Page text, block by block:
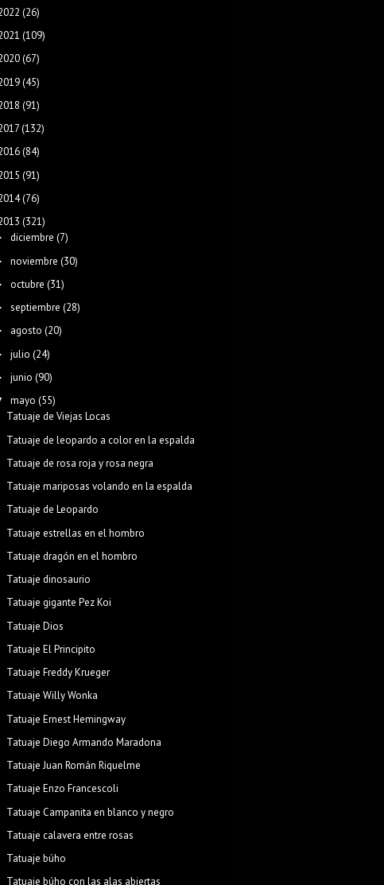
(26)
(109)
(67)
(45)
(91)
(132)
(84)
(91)
(76)
(321)
diciembre (7)
noviembre (30)
octubre (31)
septiembre (28)
agosto (20)
julio (24)
junio (90)
mayo (55)
Tatuaje de Viejas Locas
Tatuaje de leopardo a color en la espalda
Tatuaje de rosa roja y rosa negra
Tatuaje mariposas volando en la espalda
Tatuaje de Leopardo
Tatuaje estrellas en el hombro
Tatuaje dragón en el hombro
Tatuaje dinosaurio
Tatuaje gigante Pez Koi
Tatuaje Dios
Tatuaje El Principito
Tatuaje Freddy Krueger
Tatuaje Willy Wonka
Tatuaje Ernest Hemingway
Tatuaje Diego Armando Maradona
Tatuaje Juan Román Riquelme
Tatuaje Enzo Francescoli
Tatuaje Campanita en blanco y negro
Tatuaje calavera entre rosas
Tatuaje búho
Tatuaje búho con las alas abiertas